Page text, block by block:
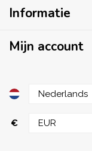
Informatie
Mijn account
€